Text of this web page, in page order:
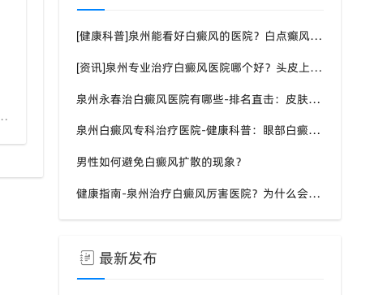
[健康科普]泉州能看好白癜风的医院？白点癫风需要注意什么饮食？
[资讯]泉州专业治疗白癜风医院哪个好？头皮上有一块白色厚厚的头皮？
泉州永春治白癜风医院有哪些-排名直击：皮肤白斑是什么原因导致的？
泉州白癜风专科治疗医院-健康科普：眼部白癜风症状？
男性如何避免白癜风扩散的现象？
健康指南-泉州治疗白癜风厉害医院？为什么会长白斑的原因？
最新发布